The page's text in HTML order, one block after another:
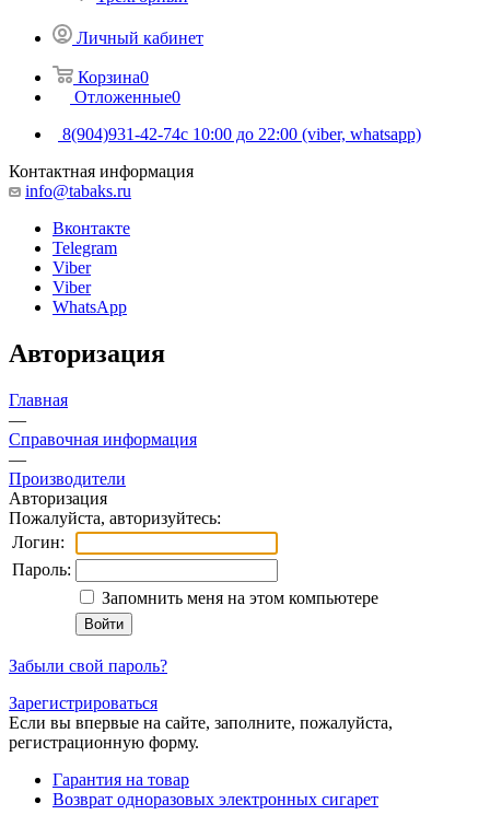
Личный кабинет
Корзина0
Отложенные0
8(904)931-42-74с 10:00 до 22:00 (viber, whatsapp)
Контактная информация
info@tabaks.ru
Вконтакте
Telegram
Viber
Viber
WhatsApp
Авторизация
Главная
—
Справочная информация
—
Производители
Авторизация
Пожалуйста, авторизуйтесь:
Логин:
Пароль:
Запомнить меня на этом компьютере
Забыли свой пароль?
Зарегистрироваться
Если вы впервые на сайте, заполните, пожалуйста,
регистрационную форму.
Гарантия на товар
Возврат одноразовых электронных сигарет